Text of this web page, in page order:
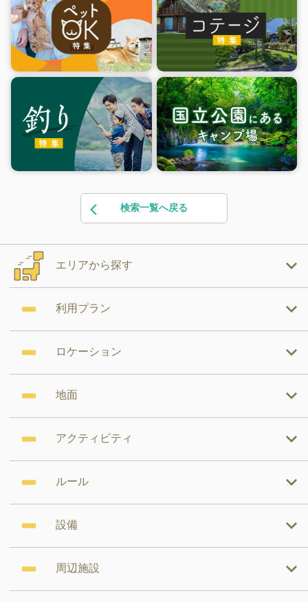
検索一覧へ戻る
エリアから探す
利用プラン
ロケーション
地面
アクティビティ
ルール
設備
周辺施設